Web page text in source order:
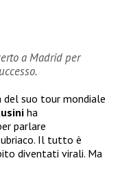
a Madrid per
suo tour mondiale
ha
parlare
Il tutto è
diventati virali. Ma